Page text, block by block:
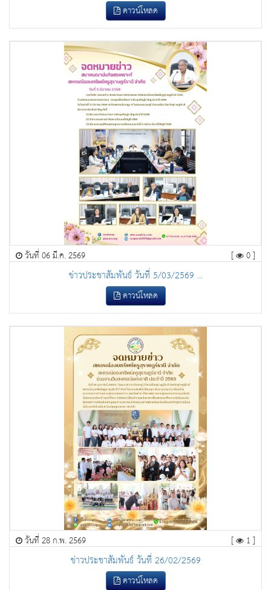
ดาวน์โหลด
วันที่ 06 มี.ค. 2569 [ 0 ]
ข่าวประชาสัมพันธ์ วันที่ 5/03/2569 ...
ดาวน์โหลด
วันที่ 28 ก.พ. 2569 [ 1 ]
ข่าวประชาสัมพันธ์ วันที่ 26/02/2569
ดาวน์โหลด